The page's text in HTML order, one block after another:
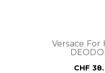
Versace For
CHF